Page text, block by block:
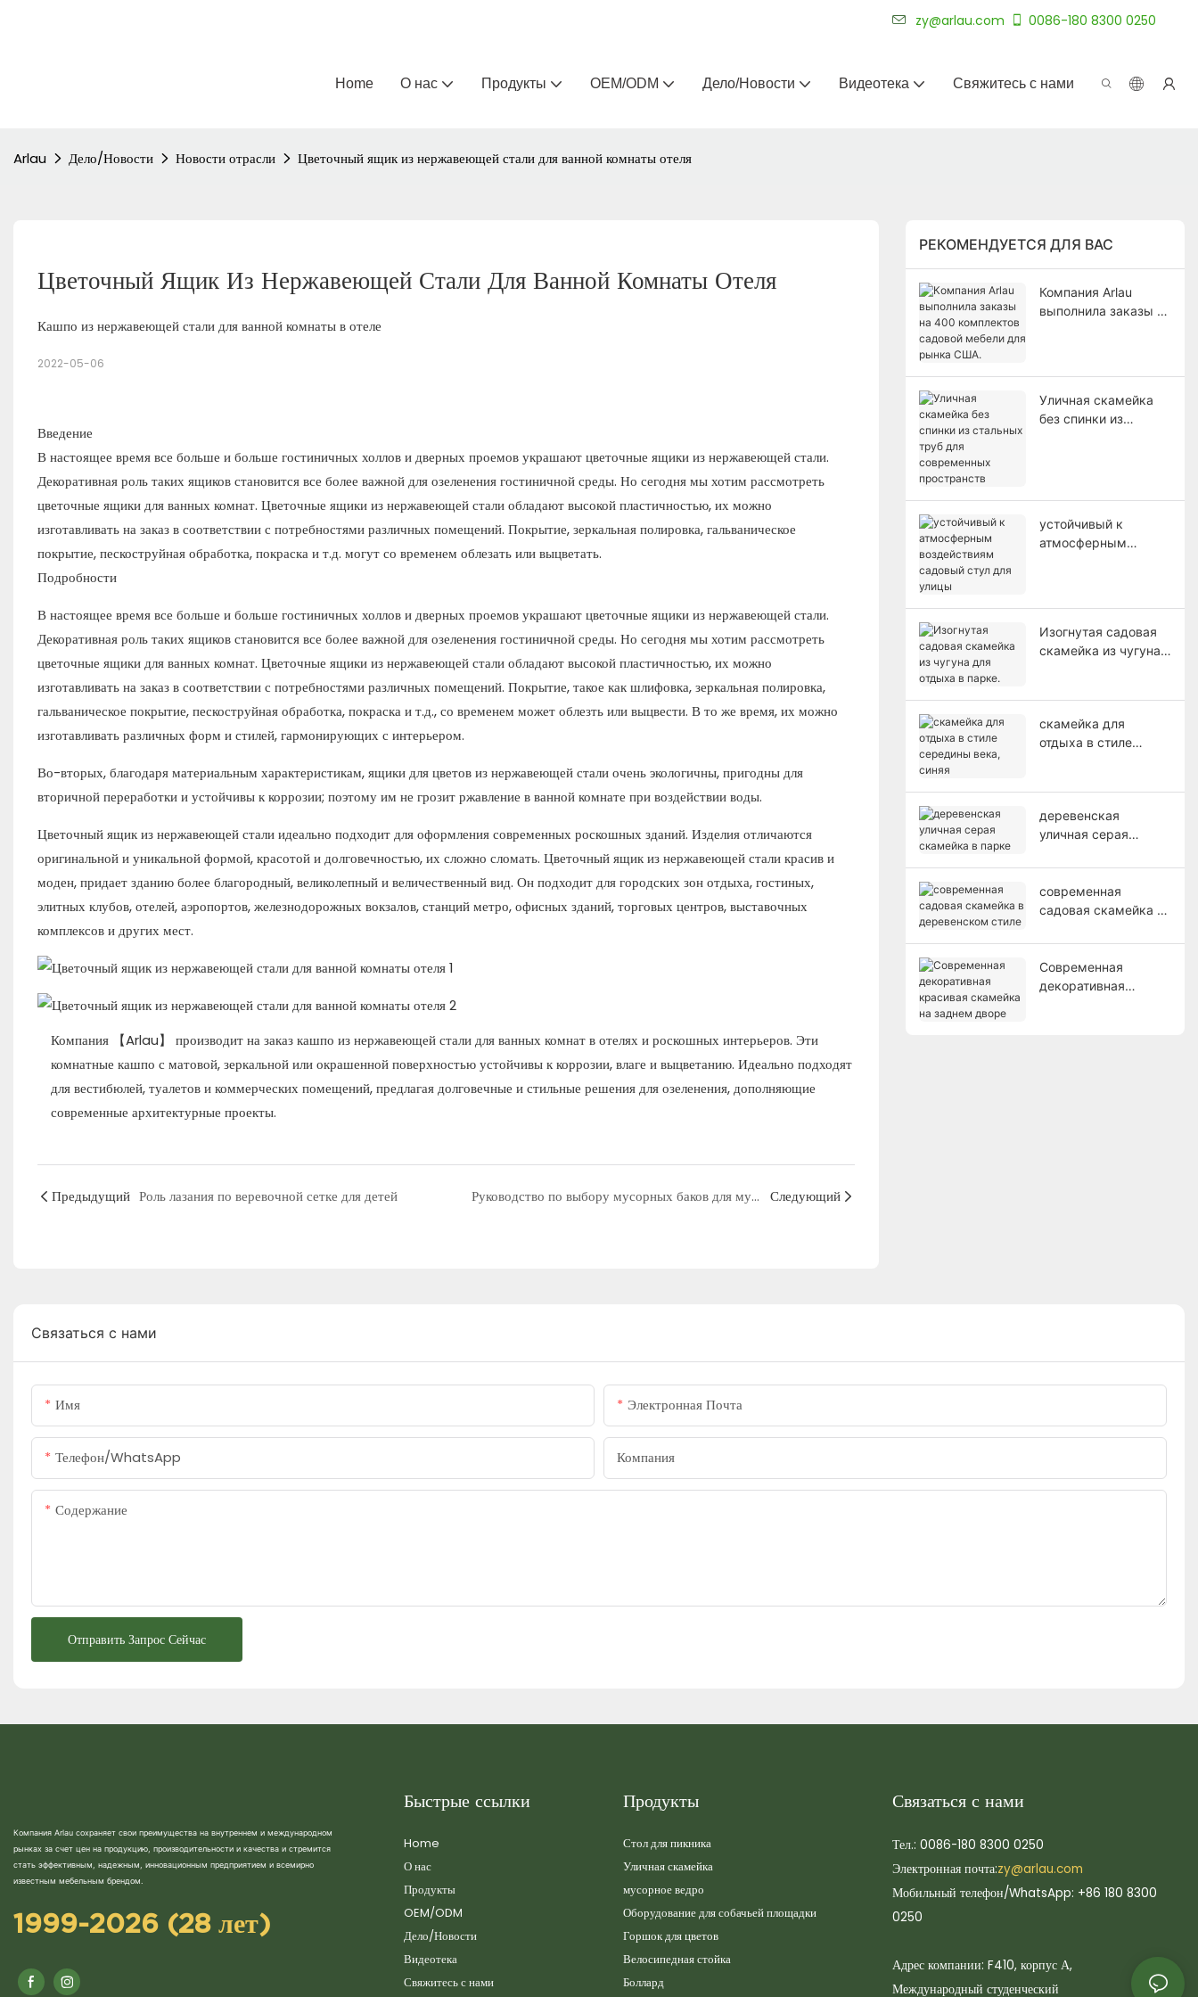
zy@arlau.com 0086-180 8300 0250
Home О нас Продукты OEM/ODM Дело/Новости Видеотека Свяжитесь с нами
Arlau Дело/Новости Новости отрасли Цветочный ящик из нержавеющей стали для ванной комнаты отеля
Цветочный Ящик Из Нержавеющей Стали Для Ванной Комнаты Отеля
Кашпо из нержавеющей стали для ванной комнаты в отеле
2022-05-06
Введение
В настоящее время все больше и больше гостиничных холлов и дверных проемов украшают цветочные ящики из нержавеющей стали.
Декоративная роль таких ящиков становится все более важной для озеленения гостиничной среды. Но сегодня мы хотим рассмотреть
цветочные ящики для ванных комнат. Цветочные ящики из нержавеющей стали обладают высокой пластичностью, их можно
изготавливать на заказ в соответствии с потребностями различных помещений. Покрытие, зеркальная полировка, гальваническое
покрытие, пескоструйная обработка, покраска и т.д. могут со временем облезать или выцветать.
Подробности
В настоящее время все больше и больше гостиничных холлов и дверных проемов украшают цветочные ящики из нержавеющей стали.
Декоративная роль таких ящиков становится все более важной для озеленения гостиничной среды. Но сегодня мы хотим рассмотреть
цветочные ящики для ванных комнат. Цветочные ящики из нержавеющей стали обладают высокой пластичностью, их можно
изготавливать на заказ в соответствии с потребностями различных помещений. Покрытие, такое как шлифовка, зеркальная полировка,
гальваническое покрытие, пескоструйная обработка, покраска и т.д., со временем может облезть или выцвести. В то же время, их можно
изготавливать различных форм и стилей, гармонирующих с интерьером.
Во-вторых, благодаря материальным характеристикам, ящики для цветов из нержавеющей стали очень экологичны, пригодны для
вторичной переработки и устойчивы к коррозии; поэтому им не грозит ржавление в ванной комнате при воздействии воды.
Цветочный ящик из нержавеющей стали идеально подходит для оформления современных роскошных зданий. Изделия отличаются
оригинальной и уникальной формой, красотой и долговечностью, их сложно сломать. Цветочный ящик из нержавеющей стали красив и
моден, придает зданию более благородный, великолепный и величественный вид. Он подходит для городских зон отдыха, гостиных,
элитных клубов, отелей, аэропортов, железнодорожных вокзалов, станций метро, ​​офисных зданий, торговых центров, выставочных
комплексов и других мест.
Компания 【Arlau】 производит на заказ кашпо из нержавеющей стали для ванных комнат в отелях и роскошных интерьеров. Эти
комнатные кашпо с матовой, зеркальной или окрашенной поверхностью устойчивы к коррозии, влаге и выцветанию. Идеально подходят
для вестибюлей, туалетов и коммерческих помещений, предлагая долговечные и стильные решения для озеленения, дополняющие
современные архитектурные проекты.
Предыдущий Роль лазания по веревочной сетке для детей Руководство по выбору мусорных баков для муниципальных проектов Следующий
РЕКОМЕНДУЕТСЯ ДЛЯ ВАС
Компания Arlau
выполнила заказы на
Уличная скамейка
без спинки из
устойчивый к
атмосферным
Изогнутая садовая
скамейка из чугуна
скамейка для
отдыха в стиле
деревенская
уличная серая
современная
садовая скамейка в
Современная
декоративная
Связаться с нами
Имя Электронная Почта
Телефон/WhatsApp Компания
Содержание
Отправить Запрос Сейчас
Компания Arlau сохраняет свои преимущества на внутреннем и международном
рынках за счет цен на продукцию, производительности и качества и стремится
стать эффективным, надежным, инновационным предприятием и всемирно
известным мебельным брендом.
1999-2026 (28 лет)
Быстрые ссылки
Home
О нас
Продукты
OEM/ODM
Дело/Новости
Видеотека
Свяжитесь с нами
Продукты
Стол для пикника
Уличная скамейка
мусорное ведро
Оборудование для собачьей площадки
Горшок для цветов
Велосипедная стойка
Боллард
Связаться с нами
Тел.: 0086-180 8300 0250
Электронная почта:zy@arlau.com
Мобильный телефон/WhatsApp: +86 180 8300
0250
Адрес компании: F410, корпус А,
Международный студенческий